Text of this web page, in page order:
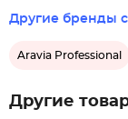
Другие бренды
Aravia Professional
Другие